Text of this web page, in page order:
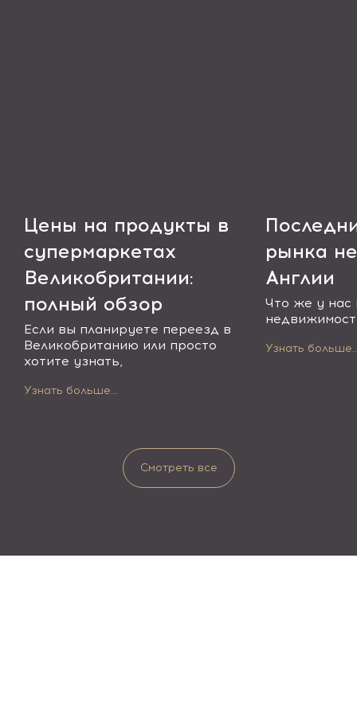
Цены на продукты в
супермаркетах
Великобритании:
полный обзор
Если вы планируете переезд в
Великобританию или просто
хотите узнать,
Узнать больше…
рынка
Англии
Что же у нас
Узнать
Смотреть все